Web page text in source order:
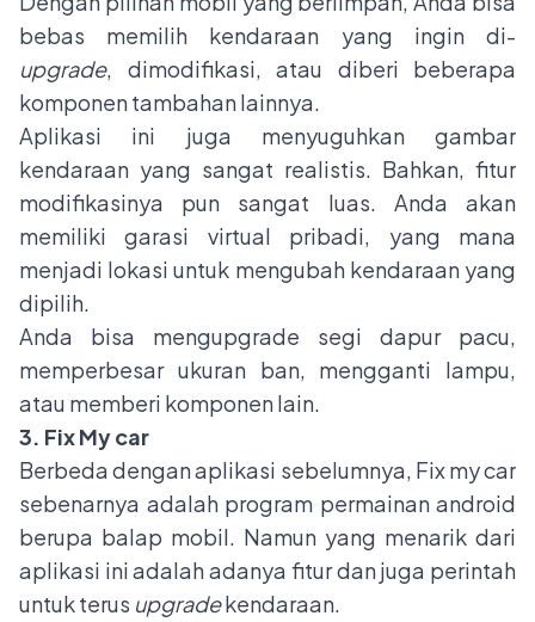
bebas memilih kendaraan yang ingin di-
upgrade, dimodifikasi, atau diberi beberapa
komponen tambahan lainnya.
Aplikasi ini juga menyuguhkan gambar
kendaraan yang sangat realistis. Bahkan, fitur
modifikasinya pun sangat luas. Anda akan
memiliki garasi virtual pribadi, yang mana
menjadi lokasi untuk mengubah kendaraan yang
dipilih.
Anda bisa mengupgrade segi dapur pacu,
memperbesar ukuran ban, mengganti lampu,
atau memberi komponen lain.
3. Fix My car
Berbeda dengan aplikasi sebelumnya, Fix my car
sebenarnya adalah program permainan android
berupa balap mobil. Namun yang menarik dari
aplikasi ini adalah adanya fitur dan juga perintah
untuk terus upgradekendaraan.